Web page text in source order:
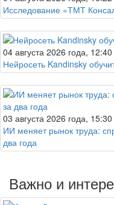
Исследование «ТМТ
04 августа 2026 года, 12:40
Нейросеть Kandinsky
03 августа 2026 года, 15:30
ИИ меняет рынок труда:
два года
Важно и